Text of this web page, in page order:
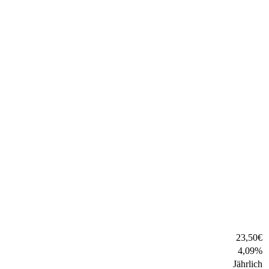
23,50€
4,09%
Jährlich